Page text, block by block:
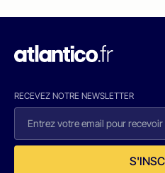
RECEVEZ NOTRE NEWSLETTER